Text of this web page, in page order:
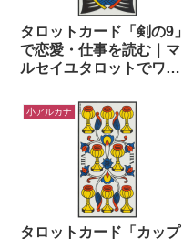
タロットカード「剣の9」
で恋愛・仕事を読む｜マ
ルセイユタロットでワン
小アルカナ
タロットカード「カップ